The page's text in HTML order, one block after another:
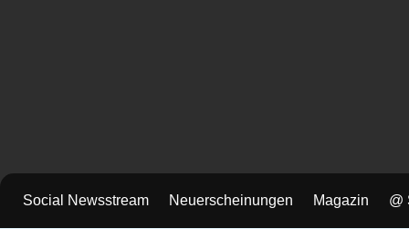
Social Newsstream Neuerscheinungen Magazin @